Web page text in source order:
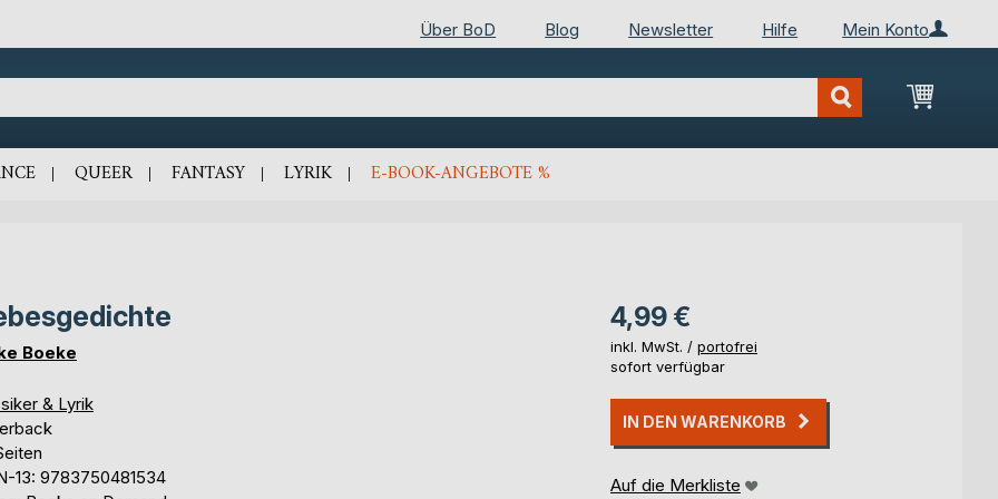
Mein Konto
Über BoD Blog Newsletter Hilfe
Mein
QUEER FANTASY LYRIK E-BOOK-ANGEBOTE %
Boeke
& Lyrik
13: 9783750481534
4,99 €
inkl. MwSt. / portofrei
sofort verfügbar
IN DEN WARENKORB
Auf die Merkliste